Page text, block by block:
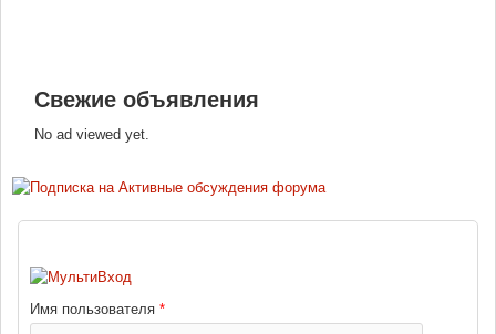
Свежие объявления
No ad viewed yet.
Имя пользователя *